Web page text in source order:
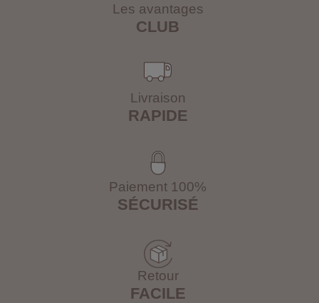
Les avantages
CLUB
Livraison
RAPIDE
Paiement 100%
SÉCURISÉ
Retour
FACILE